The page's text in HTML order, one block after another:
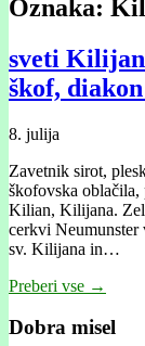
Oznaka:
sveti
škof,
8. julija
Zavetnik sirot,
škofovska
Kilian, Kilijana.
cerkvi
sv. Kilijana in…
Preberi vse →
Dobra misel